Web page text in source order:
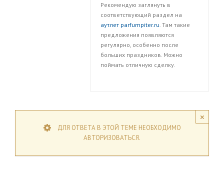
Рекомендую заглянуть в
соответствующий раздел на
аутлет parfumpiter.ru. Там такие
предложения появляются
регулярно, особенно после
больших праздников. Можно
поймать отличную сделку.
×
ДЛЯ ОТВЕТА В ЭТОЙ ТЕМЕ НЕОБХОДИМО
АВТОРИЗОВАТЬСЯ.